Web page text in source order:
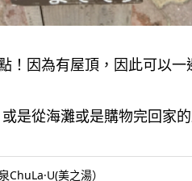
！因為有屋頂，因此可以一
是從海灘或是購物完回家
ChuLa·U(美之湯）